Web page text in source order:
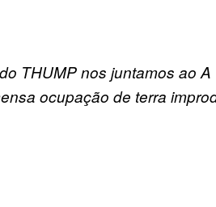
THUMP nos juntamos ao A
ocupação de terra